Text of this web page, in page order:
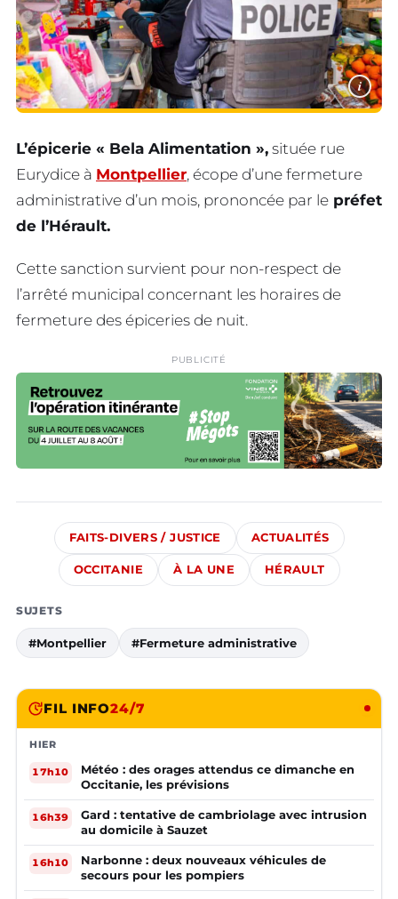
i
L’épicerie « Bela Alimentation », située rue
Eurydice à Montpellier, écope d’une fermeture
administrative d’un mois, prononcée par le préfet
de l’Hérault.
Cette sanction survient pour non-respect de
l’arrêté municipal concernant les horaires de
fermeture des épiceries de nuit.
PUBLICITÉ
FAITS-DIVERS / JUSTICE ACTUALITÉS
OCCITANIE À LA UNE HÉRAULT
SUJETS
#Montpellier #Fermeture administrative
FIL INFO24/7
HIER
17h10
Météo : des orages attendus ce dimanche en
Occitanie, les prévisions
16h39
Gard : tentative de cambriolage avec intrusion
au domicile à Sauzet
16h10
Narbonne : deux nouveaux véhicules de
secours pour les pompiers